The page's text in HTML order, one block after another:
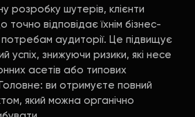
розробку шутерів, клієнти
відповідає їхнім бізнес-
аудиторії. Це підвищує
успіх, знижуючи ризики, які несе
асетів або типових
ви отримуєте повний
який можна органічно